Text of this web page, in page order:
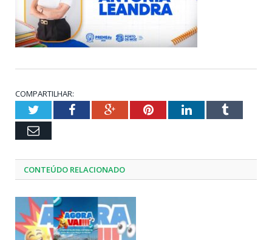
COMPARTILHAR:
TwitterFacebookGoogle+PinterestLinkedInTumblr
Email
CONTEÚDO RELACIONADO